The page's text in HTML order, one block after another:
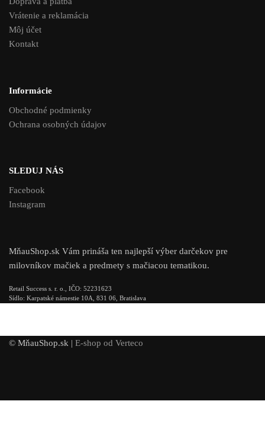
Vrátenie a reklamácia
Môj účet
Kontakt
Informácie
Obchodné podmienky
Ochrana osobných údajov
SLEDUJ NÁS
Facebook
Instagram
MňauShop.sk Vám prináša ten najlepší výber darčekov pre
milovníkov mačiek a predmety s mačiacou tematikou.
Retail Success s. r. o., IČO: 52231623
Sídlo: Karpatské námestie 10A, 831 06, Bratislava
© MňauShop.sk | E-shop od Verteco